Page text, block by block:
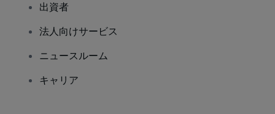
出資者
法人向けサービス
ニュースルーム
キャリア